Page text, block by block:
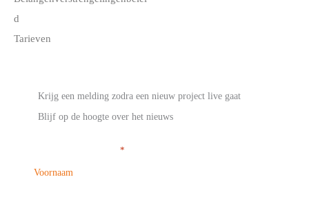
d
Tarieven
Krijg een melding zodra een nieuw project live gaat
Blijf op de hoogte over het nieuws
*